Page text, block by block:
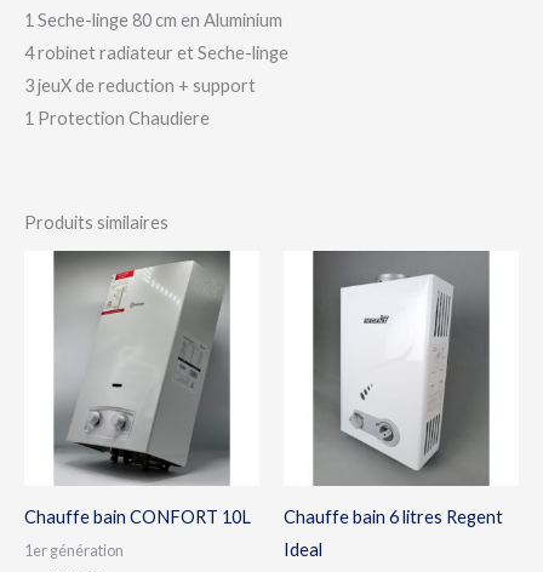
1 Seche-linge 80 cm en Aluminium
4 robinet radiateur et Seche-linge
3 jeuX de reduction + support
1 Protection Chaudiere
Produits similaires
Chauffe bain CONFORT 10L
1er génération
Chauffe bain 6 litres Regent
Ideal